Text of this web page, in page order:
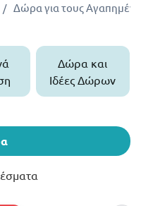
Δώρα για τους
Δώρα και
Ιδέες Δώρων